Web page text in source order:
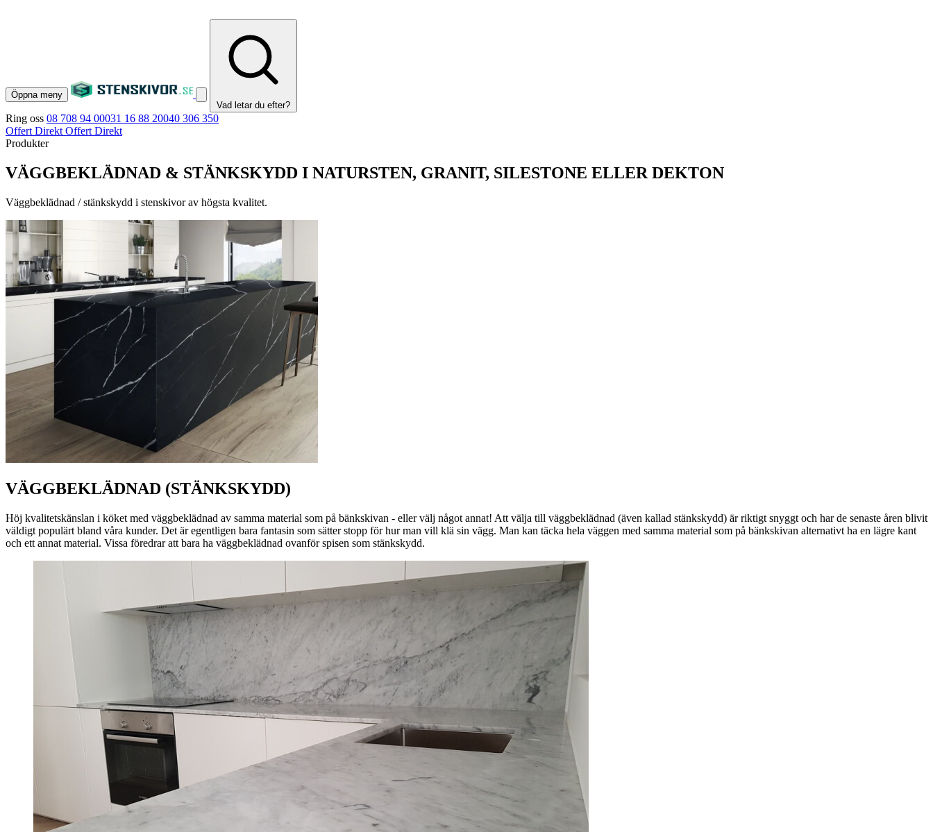
Öppna meny
Vad letar du efter?
Ring oss 08 708 94 00031 16 88 20040 306 350
Offert Direkt Offert Direkt
Produkter
VÄGGBEKLÄDNAD & STÄNKSKYDD I NATURSTEN, GRANIT, SILESTONE ELLER DEKTON
Väggbeklädnad / stänkskydd i stenskivor av högsta kvalitet.
VÄGGBEKLÄDNAD (STÄNKSKYDD)
Höj kvalitetskänslan i köket med väggbeklädnad av samma material som på bänkskivan - eller välj något annat! Att välja till väggbeklädnad (även kallad stänkskydd) är riktigt snyggt och har de senaste åren blivit
väldigt populärt bland våra kunder. Det är egentligen bara fantasin som sätter stopp för hur man vill klä sin vägg. Man kan täcka hela väggen med samma material som på bänkskivan alternativt ha en lägre kant
och ett annat material. Vissa föredrar att bara ha väggbeklädnad ovanför spisen som stänkskydd.